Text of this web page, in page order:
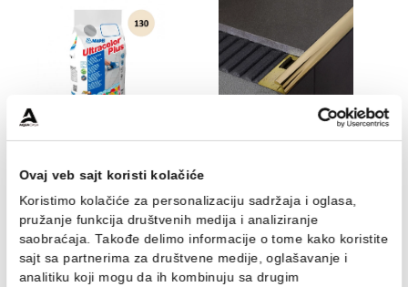
Silikon Mapei MAPESIL AC
150 yellow
1.114,00 RSD / kom
Sredstvo za čiščenje
MAPEI ULTRACARE
SMOOTH SILICONE 0.75L
871,00 RSD / kom